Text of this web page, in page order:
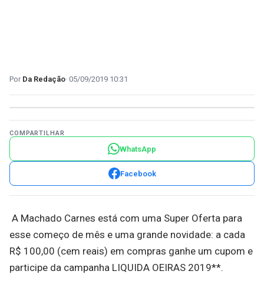
Da Redação 05/09/2019 10:31
COMPARTILHAR
WhatsApp
Facebook
A Machado Carnes está com uma Super Oferta para
esse começo de mês e uma grande novidade: a cada
R$ 100,00 (cem reais) em compras ganhe um cupom e
participe da campanha LIQUIDA OEIRAS 2019**.